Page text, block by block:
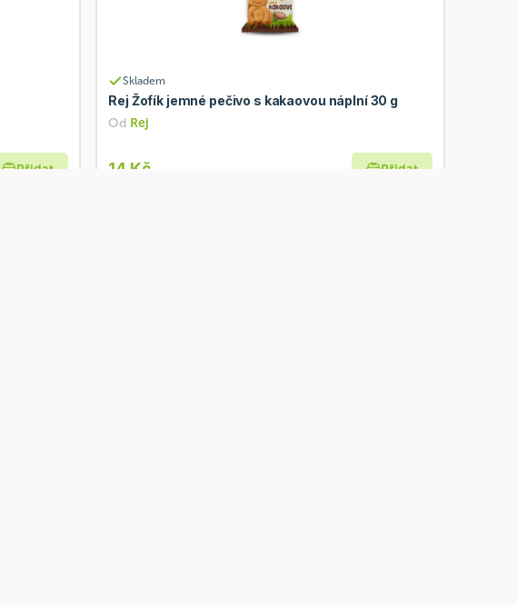
Přidat
Skladem
Rej Žofík jemné pečivo s kakaovou náplní 30 g
Od Rej
14 Kč Přidat